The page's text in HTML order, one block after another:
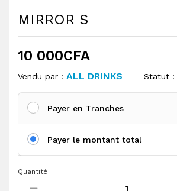
MIRROR S
10 000CFA
Vendu par : ALL DRINKS Statut :
Payer en Tranches
Payer le montant total
MIRROR
Quantité